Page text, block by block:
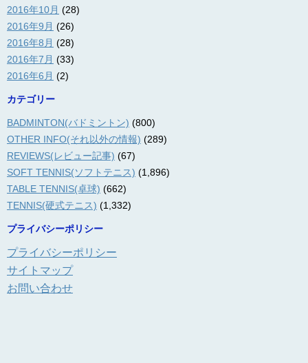
2016年10月 (28)
2016年9月 (26)
2016年8月 (28)
2016年7月 (33)
2016年6月 (2)
カテゴリー
BADMINTON(バドミントン) (800)
OTHER INFO(それ以外の情報) (289)
REVIEWS(レビュー記事) (67)
SOFT TENNIS(ソフトテニス) (1,896)
TABLE TENNIS(卓球) (662)
TENNIS(硬式テニス) (1,332)
プライバシーポリシー
プライバシーポリシー
サイトマップ
お問い合わせ